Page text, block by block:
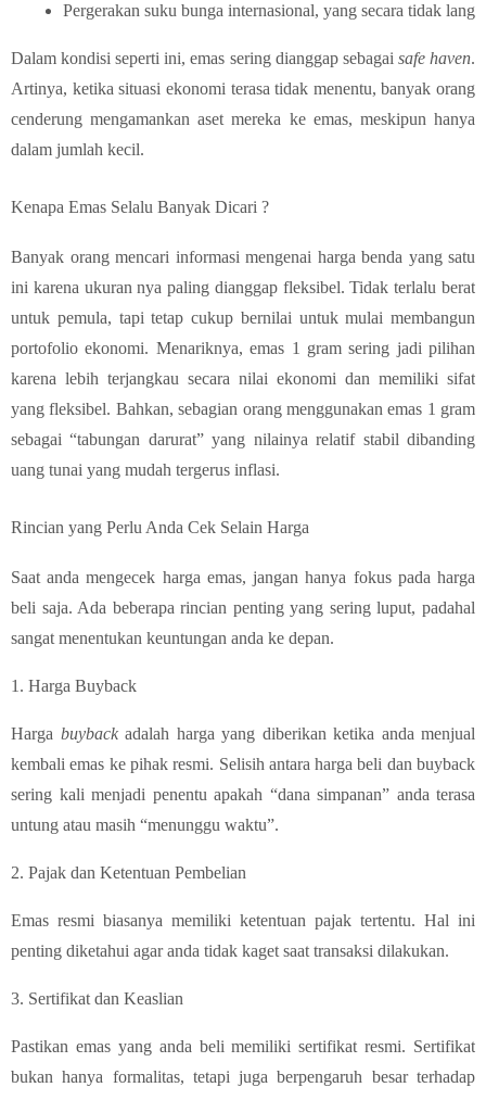
Pergerakan suku bunga internasional, yang secara tidak
Dalam kondisi seperti ini, emas sering dianggap sebagai safe haven.
Artinya, ketika situasi ekonomi terasa tidak menentu, banyak orang
cenderung mengamankan aset mereka ke emas, meskipun hanya
dalam jumlah kecil.
Kenapa Emas Selalu Banyak Dicari ?
Banyak orang mencari informasi mengenai harga benda yang satu
ini karena ukuran nya paling dianggap fleksibel. Tidak terlalu berat
untuk pemula, tapi tetap cukup bernilai untuk mulai membangun
portofolio ekonomi. Menariknya, emas 1 gram sering jadi pilihan
karena lebih terjangkau secara nilai ekonomi dan memiliki sifat
yang fleksibel. Bahkan, sebagian orang menggunakan emas 1 gram
sebagai “tabungan darurat” yang nilainya relatif stabil dibanding
uang tunai yang mudah tergerus inflasi.
Rincian yang Perlu Anda Cek Selain Harga
Saat anda mengecek harga emas, jangan hanya fokus pada harga
beli saja. Ada beberapa rincian penting yang sering luput, padahal
sangat menentukan keuntungan anda ke depan.
1. Harga Buyback
Harga buybackadalah harga yang diberikan ketika anda menjual
kembali emas ke pihak resmi. Selisih antara harga beli dan buyback
sering kali menjadi penentu apakah “dana simpanan” anda terasa
untung atau masih “menunggu waktu”.
2. Pajak dan Ketentuan Pembelian
Emas resmi biasanya memiliki ketentuan pajak tertentu. Hal ini
penting diketahui agar anda tidak kaget saat transaksi dilakukan.
3. Sertifikat dan Keaslian
Pastikan emas yang anda beli memiliki sertifikat resmi. Sertifikat
bukan hanya formalitas, tetapi juga berpengaruh besar terhadap